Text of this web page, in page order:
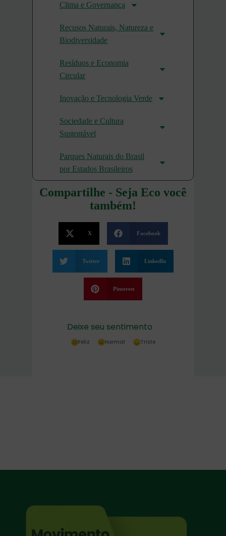
Clima e Governança
Recusos Naturais, Natureza e
Biodiversidade
Resíduos e Economia
Circular
Inovação e Tecnologia Verde
Sociedade e Cultura
Sustentável
Parques Naturais do Brasil
por Estados Brasileiros
Compartilhe - Seja Eco você
também!
X Facebook
Twitter LinkedIn
Pinterest
Deixe seu sentimento
Feliz Normal Triste